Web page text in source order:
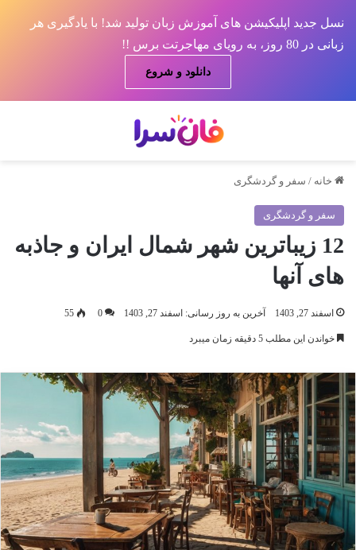
نسل جدید اپلیکیشن های آموزش زبان تولید شد! با یادگیری هر
زبانی در 80 روز، به رویای مهاجرتت برس !!
دانلود و شروع
خانه / سفر و گردشگری
سفر و گردشگری
12 زیباترین شهر شمال ایران و جاذبه
های آنها
اسفند 27, 1403 آخرین به روز رسانی: اسفند 27, 1403 0
55
خواندن این مطلب 5 دقیقه زمان میبرد